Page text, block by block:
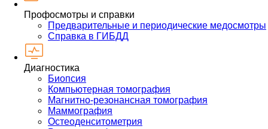
Профосмотры и справки
Предварительные и периодические медосмотры
Справка в ГИБДД
Диагностика
Биопсия
Компьютерная томография
Магнитно-резонансная томография
Маммография
Остеоденситометрия